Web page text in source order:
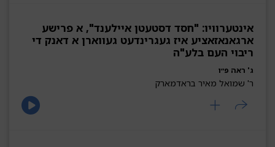
אינטערוויו: "חסד דסטעטן איילענד", א פרישע
ארגאנאזאציע איז געגרינדעט געווארן א דאנק די
ריבוי העם בלע"ה
ג' ראה פ״ו
ר' שמואל מאיר בראדמארק